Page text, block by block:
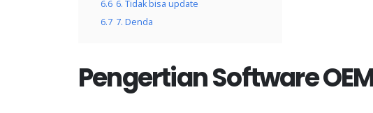
6.6 6. Tidak bisa update
6.7 7. Denda
Pengertian Software